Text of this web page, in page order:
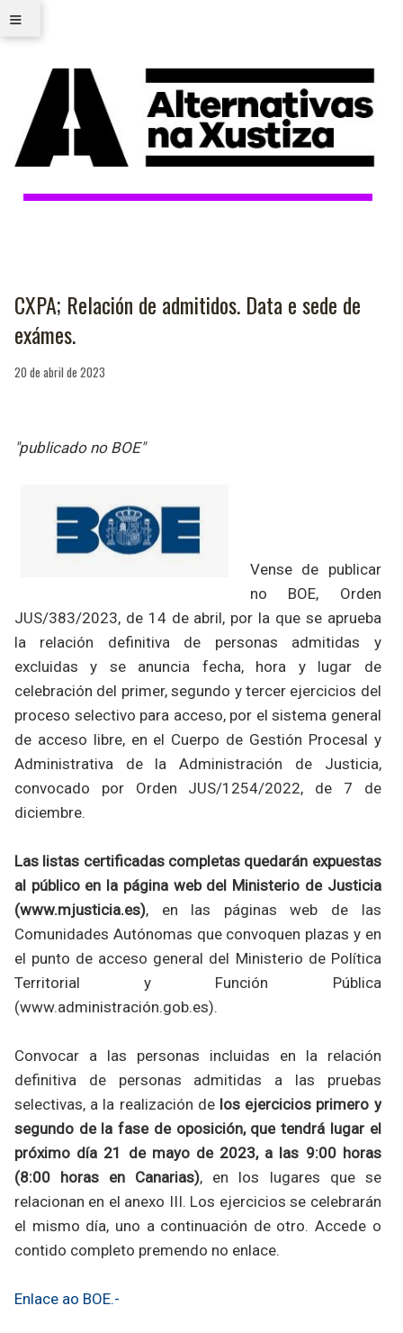
≡
CXPA; Relación de admitidos. Data e sede de
exámes.
20 de abril de 2023
"publicado no BOE"
Vense de publicar
no BOE, Orden
JUS/383/2023, de 14 de abril, por la que se aprueba
la relación definitiva de personas admitidas y
excluidas y se anuncia fecha, hora y lugar de
celebración del primer, segundo y tercer ejercicios del
proceso selectivo para acceso, por el sistema general
de acceso libre, en el Cuerpo de Gestión Procesal y
Administrativa de la Administración de Justicia,
convocado por Orden JUS/1254/2022, de 7 de
diciembre.
Las listas certificadas completas quedarán expuestas
al público en la página web del Ministerio de Justicia
(www.mjusticia.es), en las páginas web de las
Comunidades Autónomas que convoquen plazas y en
el punto de acceso general del Ministerio de Política
Territorial y Función Pública
(www.administración.gob.es).
Convocar a las personas incluidas en la relación
definitiva de personas admitidas a las pruebas
selectivas, a la realización delos ejercicios primero y
segundo de la fase de oposición, que tendrá lugar el
próximo día 21 de mayo de 2023, a las 9:00 horas
(8:00 horas en Canarias), en los lugares que se
relacionan en el anexo III. Los ejercicios se celebrarán
el mismo día, uno a continuación de otro. Accede o
contido completo premendo no enlace.
Enlace ao BOE.-